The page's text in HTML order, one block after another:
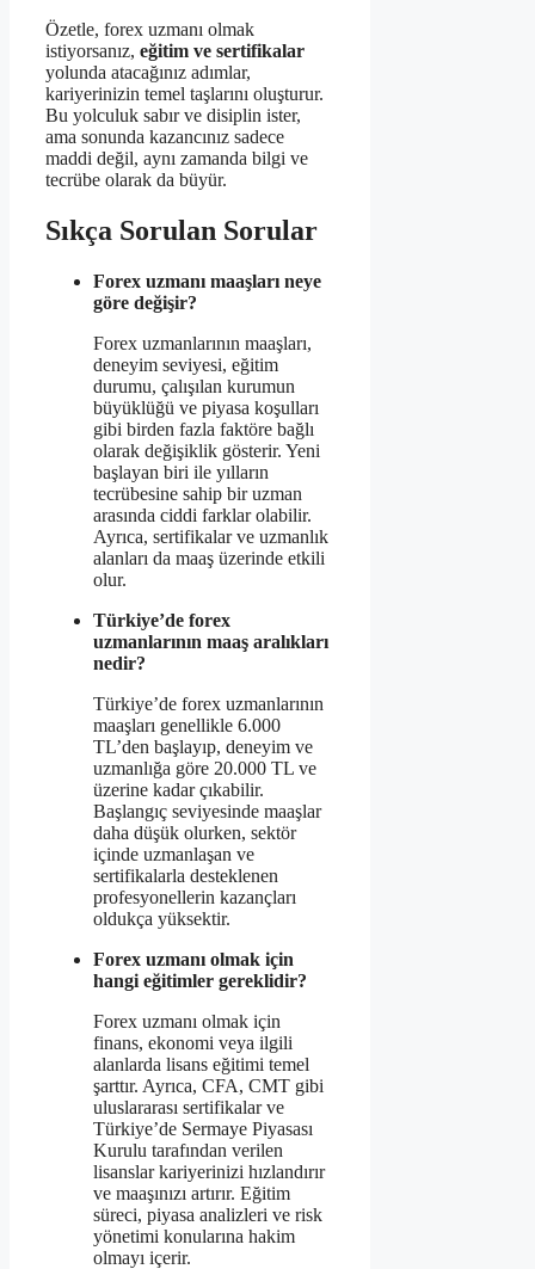
Özetle, forex uzmanı olmak
istiyorsanız, eğitim ve sertifikalar
yolunda atacağınız adımlar,
kariyerinizin temel taşlarını oluşturur.
Bu yolculuk sabır ve disiplin ister,
ama sonunda kazancınız sadece
maddi değil, aynı zamanda bilgi ve
tecrübe olarak da büyür.
Sıkça Sorulan Sorular
Forex uzmanı maaşları neye
göre değişir?
Forex uzmanlarının maaşları,
deneyim seviyesi, eğitim
durumu, çalışılan kurumun
büyüklüğü ve piyasa koşulları
gibi birden fazla faktöre bağlı
olarak değişiklik gösterir. Yeni
başlayan biri ile yılların
tecrübesine sahip bir uzman
arasında ciddi farklar olabilir.
Ayrıca, sertifikalar ve uzmanlık
alanları da maaş üzerinde etkili
olur.
Türkiye’de forex
uzmanlarının maaş aralıkları
nedir?
Türkiye’de forex uzmanlarının
maaşları genellikle 6.000
TL’den başlayıp, deneyim ve
uzmanlığa göre 20.000 TL ve
üzerine kadar çıkabilir.
Başlangıç seviyesinde maaşlar
daha düşük olurken, sektör
içinde uzmanlaşan ve
sertifikalarla desteklenen
profesyonellerin kazançları
oldukça yüksektir.
Forex uzmanı olmak için
hangi eğitimler gereklidir?
Forex uzmanı olmak için
finans, ekonomi veya ilgili
alanlarda lisans eğitimi temel
şarttır. Ayrıca, CFA, CMT gibi
uluslararası sertifikalar ve
Türkiye’de Sermaye Piyasası
Kurulu tarafından verilen
lisanslar kariyerinizi hızlandırır
ve maaşınızı artırır. Eğitim
süreci, piyasa analizleri ve risk
yönetimi konularına hakim
olmayı içerir.